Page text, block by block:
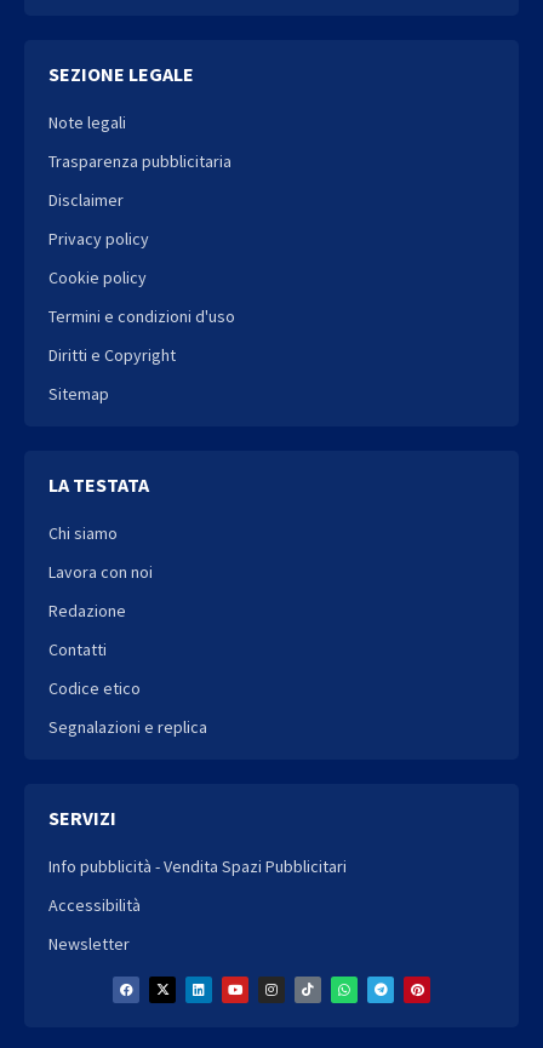
SEZIONE LEGALE
Note legali
Trasparenza pubblicitaria
Disclaimer
Privacy policy
Cookie policy
Termini e condizioni d'uso
Diritti e Copyright
Sitemap
LA TESTATA
Chi siamo
Lavora con noi
Redazione
Contatti
Codice etico
Segnalazioni e replica
SERVIZI
Info pubblicità - Vendita Spazi Pubblicitari
Accessibilità
Newsletter